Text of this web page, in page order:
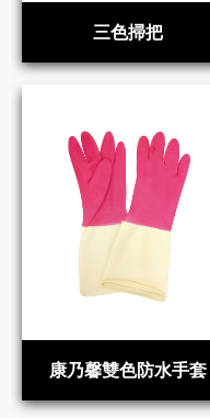
三色掃把
康乃馨雙色防水手套